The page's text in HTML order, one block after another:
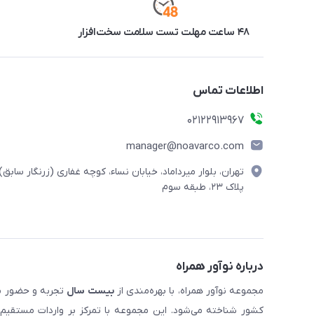
۴۸ ساعت مهلت تست سلامت سخت‌افزار
اطلاعات تماس
02122913967
manager@noavarco.com
تهران، بلوار میرداماد، خیابان نساء، کوچه غفاری (زرنگار
پلاک ۲۳، طبقه سوم
درباره نوآور همراه
مجموعه نوآور همراه، با بهره‌مندی ازبیست سال تجربه و حضور